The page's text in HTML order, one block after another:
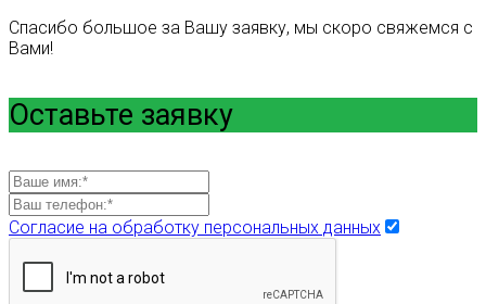
Спасибо большое за Вашу заявку, мы скоро свяжемся с
Вами!
Оставьте заявку
Согласие на обработку персональных данных